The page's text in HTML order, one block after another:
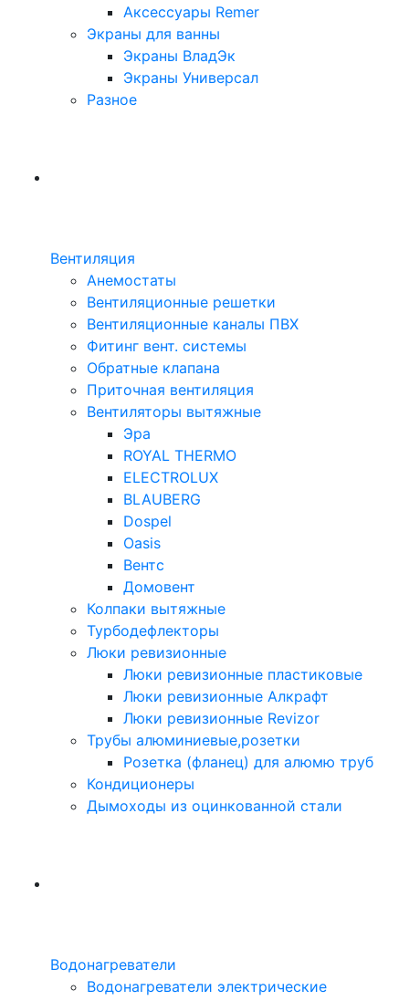
Аксессуары Remer
Экраны для ванны
Экраны ВладЭк
Экраны Универсал
Разное
Вентиляция
Анемостаты
Вентиляционные решетки
Вентиляционные каналы ПВХ
Фитинг вент. системы
Обратные клапана
Приточная вентиляция
Вентиляторы вытяжные
Эра
ROYAL THERMO
ELECTROLUX
BLAUBERG
Dospel
Oasis
Вентс
Домовент
Колпаки вытяжные
Турбодефлекторы
Люки ревизионные
Люки ревизионные пластиковые
Люки ревизионные Алкрафт
Люки ревизионные Revizor
Трубы алюминиевые,розетки
Розетка (фланец) для алюмю труб
Кондиционеры
Дымоходы из оцинкованной стали
Водонагреватели
Водонагреватели электрические